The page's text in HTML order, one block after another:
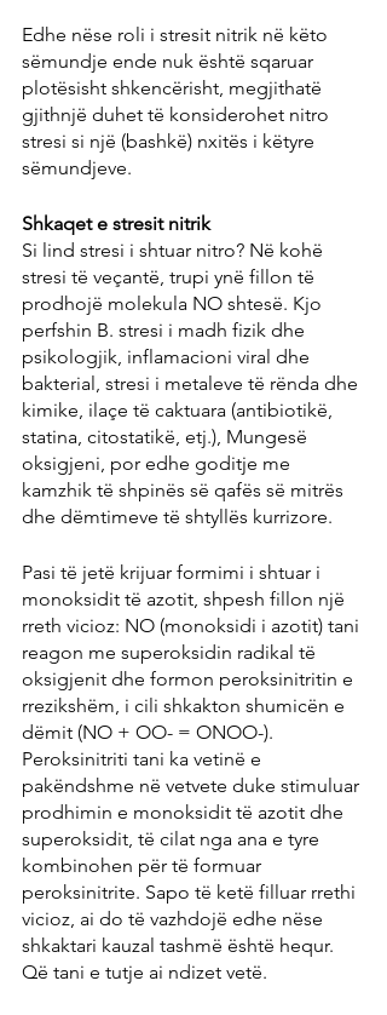
Edhe nëse roli i stresit nitrik në këto
sëmundje ende nuk është sqaruar
plotësisht shkencërisht, megjithatë
gjithnjë duhet të konsiderohet nitro
stresi si një (bashkë) nxitës i këtyre
sëmundjeve.
Shkaqet e stresit nitrik
Si lind stresi i shtuar nitro? Në kohë
stresi të veçantë, trupi ynë fillon të
prodhojë molekula NO shtesë. Kjo
perfshin B. stresi i madh fizik dhe
psikologjik, inflamacioni viral dhe
bakterial, stresi i metaleve të rënda dhe
kimike, ilaçe të caktuara (antibiotikë,
statina, citostatikë, etj.), Mungesë
oksigjeni, por edhe goditje me
kamzhik të shpinës së qafës së mitrës
dhe dëmtimeve të shtyllës kurrizore.
Pasi të jetë krijuar formimi i shtuar i
monoksidit të azotit, shpesh fillon një
rreth vicioz: NO (monoksidi i azotit) tani
reagon me superoksidin radikal të
oksigjenit dhe formon peroksinitritin e
rrezikshëm, i cili shkakton shumicën e
dëmit (NO + OO- = ONOO-).
Peroksinitriti tani ka vetinë e
pakëndshme në vetvete duke stimuluar
prodhimin e monoksidit të azotit dhe
superoksidit, të cilat nga ana e tyre
kombinohen për të formuar
peroksinitrite. Sapo të ketë filluar rrethi
vicioz, ai do të vazhdojë edhe nëse
shkaktari kauzal tashmë është hequr.
Që tani e tutje ai ndizet vetë.